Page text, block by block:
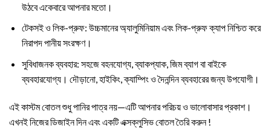
উঠবে একেবারে আপনার মতো।
টেকসই ও লিক-প্রুফ: উচ্চমানের অ্যালুমিনিয়াম এবং লিক-প্রুফ ক্যাপ নিশ্চিত করে
নিরাপদ পানীয় সংরক্ষণ।
সুবিধাজনক ব্যবহার: সহজে বহনযোগ্য, ব্যাকপ্যাক, জিম ব্যাগ বা বাইকে
ব্যবহারযোগ্য। দৌড়ানো, হাইকিং, ক্যাম্পিং ও দৈনন্দিন ব্যবহারের জন্য উপযোগী।
এই কাস্টম বোতল শুধু পানির পাত্র নয়—এটি আপনার পরিচয় ও ভালোবাসার প্রকাশ।
এখনই নিজের ডিজাইন দিন এবং একটি এক্সক্লুসিভ বোতল তৈরি করুন !